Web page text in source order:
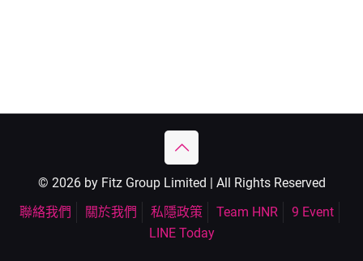
© 2026 by Fitz Group Limited | All Rights Reserved
聯絡我們
關於我們 私隱政策 Team HNR
9 Event
LINE Today